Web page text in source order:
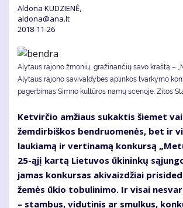
Aldona KUDZIENĖ,
aldona@ana.lt
2018-11-26
Alytaus rajono žmonių, gražinančių savo kraštą –
Alytaus rajono savivaldybės aplinkos tvarkymo
pagerbimas Simno kultūros namų scenoje. Zi­tos
Ket­vir­čio am­žiaus su­kak­tis šie­met
žem­dir­biš­kos ben­druo­me­nės, bet ir
lau­kia­mą ir ver­ti­na­mą kon­kur­są
25-ąjį kar­tą Lie­tu­vos ūki­nin­kų
ja­mas kon­kur­sas aki­vaiz­džiai
že­mės ūkio to­bu­li­ni­mo. Ir vi­sai
– stam­bus, vi­du­ti­nis ar smul­kus,